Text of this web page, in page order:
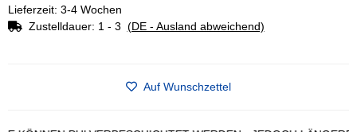
Lieferzeit: 3-4 Wochen
Zustelldauer: 1 - 3 (DE - Ausland abweichend)
Auf Wunschzettel